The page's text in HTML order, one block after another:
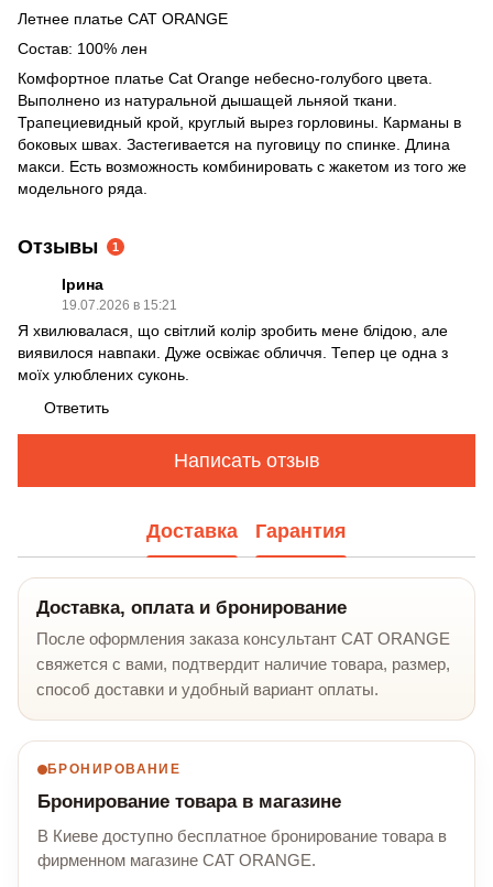
Летнее платье CAT ORANGE
Состав: 100% лен
Комфортное платье Cat Orange небесно-голубого цвета.
Выполнено из натуральной дышащей льняой ткани.
Трапециевидный крой, круглый вырез горловины. Карманы в
боковых швах. Застегивается на пуговицу по спинке. Длина
макси. Есть возможность комбинировать с жакетом из того же
модельного ряда.
Отзывы 1
Ірина
19.07.2026 в 15:21
Я хвилювалася, що світлий колір зробить мене блідою, але
виявилося навпаки. Дуже освіжає обличчя. Тепер це одна з
моїх улюблених суконь.
Ответить
Написать отзыв
Доставка Гарантия
Доставка, оплата и бронирование
После оформления заказа консультант CAT ORANGE
свяжется с вами, подтвердит наличие товара, размер,
способ доставки и удобный вариант оплаты.
БРОНИРОВАНИЕ
Бронирование товара в магазине
В Киеве доступно бесплатное бронирование товара в
фирменном магазине CAT ORANGE.